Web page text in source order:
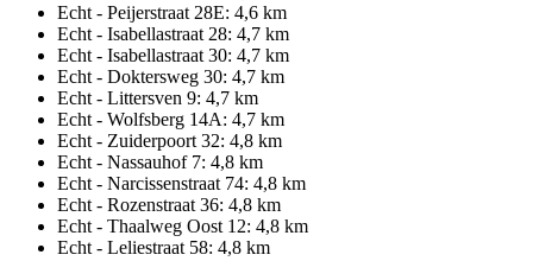
Echt - Peijerstraat 28E: 4,6 km
Echt - Isabellastraat 28: 4,7 km
Echt - Isabellastraat 30: 4,7 km
Echt - Doktersweg 30: 4,7 km
Echt - Littersven 9: 4,7 km
Echt - Wolfsberg 14A: 4,7 km
Echt - Zuiderpoort 32: 4,8 km
Echt - Nassauhof 7: 4,8 km
Echt - Narcissenstraat 74: 4,8 km
Echt - Rozenstraat 36: 4,8 km
Echt - Thaalweg Oost 12: 4,8 km
Echt - Leliestraat 58: 4,8 km